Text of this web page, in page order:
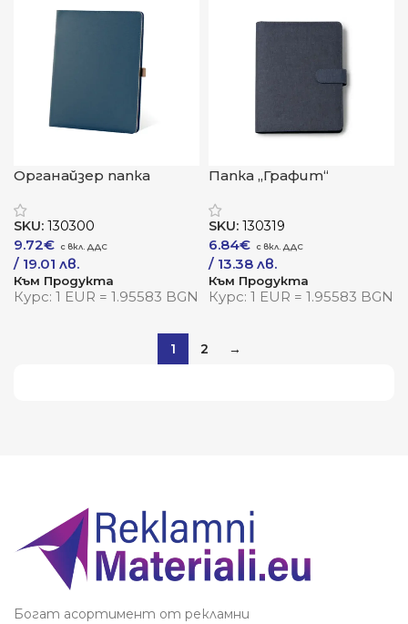
Органайзер папка
SKU: 130300
9.72€
/ 19.01 лв.
Към Продукта
Курс: 1 EUR = 1.95583 BGN
Папка „Графит“
SKU: 130319
6.84€
/ 13.38 лв.
Към Продукта
Курс: 1 EUR = 1.95583 BGN
1 2 →
Богат асортимент от рекламни